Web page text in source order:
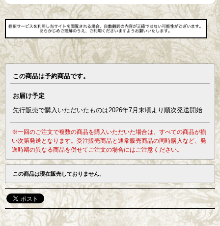
この商品は予約商品です。
お届け予定
先行販売で購入いただいたものは2026年7月末頃より順次発送開始
※一回のご注文で複数の商品を購入いただいた場合は、すべての商品が揃
い次第発送となります。受注販売商品と通常販売商品の同時購入など、発
送時期の異なる商品を併せてご注文の場合にはご注意ください。
この商品は現在販売しておりません。